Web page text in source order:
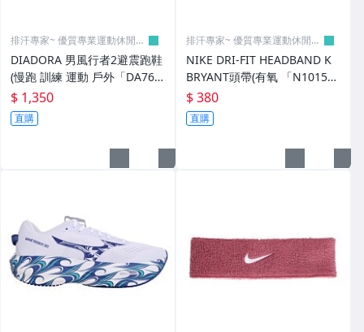
排汗專家~ 優質專業運動休閒賣
DIADORA 男風行者2避震跑鞋
(慢跑 訓練 運動 戶外「DA762
7390」≡排汗專家≡
$ 1,350
直購
排汗專家~ 優質專業運動休閒賣
NIKE DRI-FIT HEADBAND K
BRYANT頭帶(有氧 「N101521
4027OS」≡排汗專家≡
$ 380
直購